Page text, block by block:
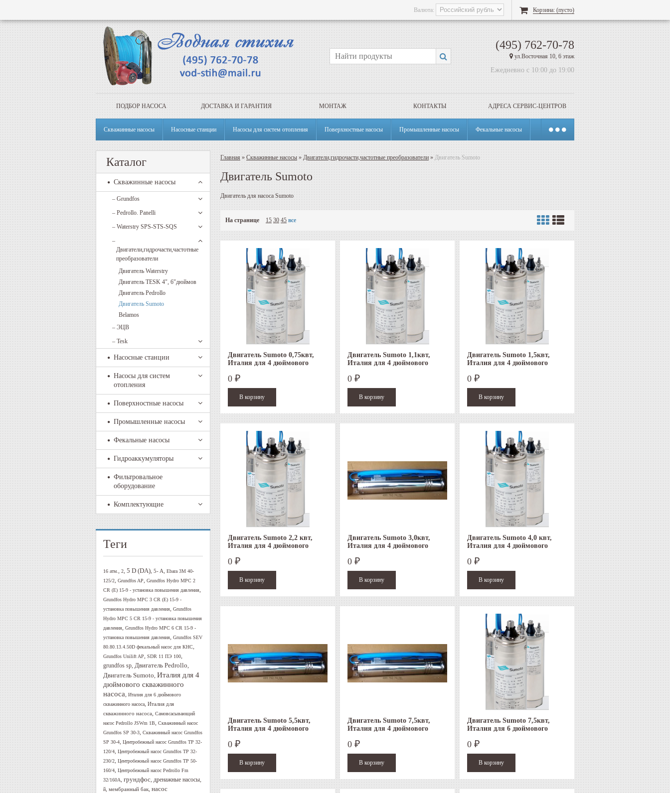
Валюта: Корзина: (пусто)
(495) 762-70-78
ул.Восточная 10, 6 этаж
Ежедневно с 10:00 до 19:00
ПОДБОР НАСОСА ДОСТАВКА И ГАРАНТИЯ МОНТАЖ КОНТАКТЫ АДРЕСА СЕРВИС-ЦЕНТРОВ
Скважинные насосы Насосные станции Насосы для систем отопления Поверхностные насосы Промышленные насосы Фекальные насосы
Каталог
Скважинные насосы
– Grundfos
– Pedrollo. Panelli
– Waterstry SPS-STS-SQS
–
Двигатели,гидрочасти,частотные
преобразователи
Двигатель Waterstry
Двигатель TESK 4", 6"дюймов
Двигатель Pedrollo
Двигатель Sumoto
Belamos
– ЭЦВ
– Tesk
Насосные станции
Насосы для систем
отопления
Поверхностные насосы
Промышленные насосы
Фекальные насосы
Гидроаккумуляторы
Фильтровальное
оборудование
Комплектующие
Теги
16 атм. , 2, 5 D (DA), 5- A, Ebara 3M 40-
125/2, Grundfos AP, Grundfos Hydro MPC 2
CR (E) 15-9 - установка повышения давления,
Grundfos Hydro MPC 3 CR (E) 15-9 -
установка повышения давления, Grundfos
Hydro MPC 5 CR 15-9 - установка повышения
давления, Grundfos Hydro MPC 6 CR 15-9 -
установка повышения давления, Grundfos SEV
80.80.13.4.50D фекальный насос для КНС,
Grundfos Unilift AP, SDR 11 ПЭ 100,
grundfos sp, Двигатель Pedrollo,
Двигатель Sumoto, Италия для 4
дюймового скважинного
насоса, Италия для 6 дюймового
скважинного насоса, Италия для
скважинного насоса, Самовсасывающий
насос Pedrollo JSWm 1B, Скважинный насос
Grundfos SP 30-3, Скважинный насос Grundfos
SP 30-4, Центробежный насос Grundfos TP 32-
120/4, Центробежный насос Grundfos TP 32-
230/2, Центробежный насос Grundfos TP 50-
160/4, Центробежный насос Pedrollo Fm
32/160A, грундфос, дренажные насосы,
й, мембранный бак, насос
Главная » Скважинные насосы »Двигатели,гидрочасти,частотные преобразователи»Двигатель Sumoto
Двигатель Sumoto
Двигатель для насоса Sumoto
На странице 15 30 45 все
Двигатель Sumoto 0,75квт,
Италия для 4 дюймового
0 ₽
Двигатель Sumoto 1,1квт,
Италия для 4 дюймового
0 ₽
Двигатель Sumoto 1,5квт,
Италия для 4 дюймового
0 ₽
Двигатель Sumoto 2,2 квт,
Италия для 4 дюймового
0 ₽
Двигатель Sumoto 3,0квт,
Италия для 4 дюймового
0 ₽
Двигатель Sumoto 4,0 квт,
Италия для 4 дюймового
0 ₽
Двигатель Sumoto 5,5квт,
Италия для 4 дюймового
0 ₽
Двигатель Sumoto 7,5квт,
Италия для 4 дюймового
0 ₽
Двигатель Sumoto 7,5квт,
Италия для 6 дюймового
0 ₽